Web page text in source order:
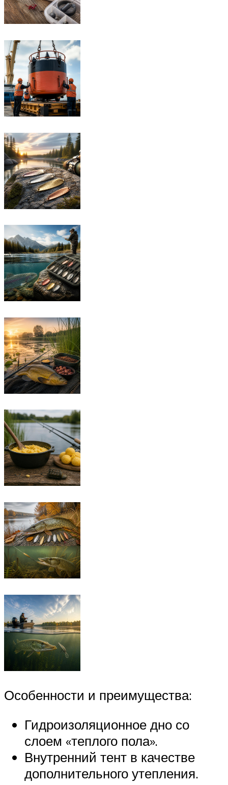
Особенности и преимущества:
Гидроизоляционное дно со
слоем «теплого пола».
Внутренний тент в качестве
дополнительного утепления.